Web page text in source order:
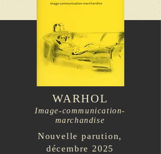
WARHOL
Image-communication-
marchandise
Nouvelle parution,
décembre 2025